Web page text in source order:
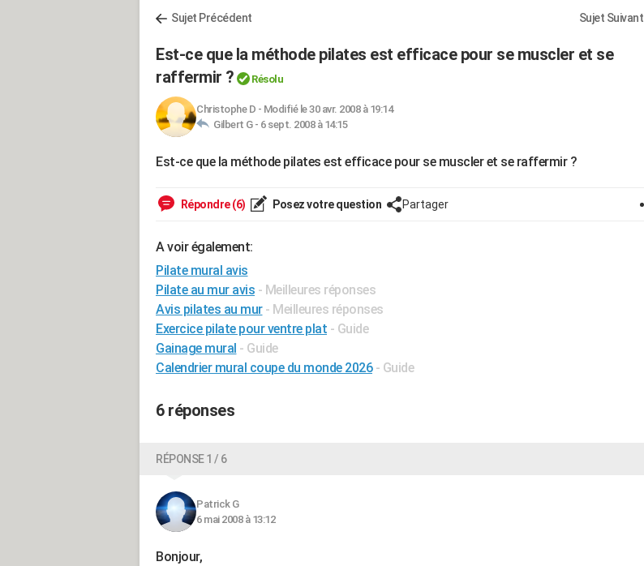
Sujet Précédent Sujet Suivant
Est-ce que la méthode pilates est efficace pour se muscler et se
raffermir ?
Résolu
Christophe D - Modifié le 30 avr. 2008 à 19:14
Gilbert G - 6 sept. 2008 à 14:15
Est-ce que la méthode pilates est efficace pour se muscler et se raffermir ?
Répondre (6) Posez votre question Partager
A voir également:
Pilate mural avis
Pilate au mur avis - Meilleures réponses
Avis pilates au mur - Meilleures réponses
Exercice pilate pour ventre plat - Guide
Gainage mural - Guide
Calendrier mural coupe du monde 2026 - Guide
6 réponses
RÉPONSE 1 / 6
Patrick G
6 mai 2008 à 13:12
Bonjour,